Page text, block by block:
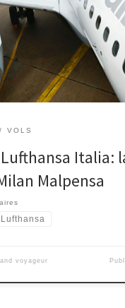
Lufthasa Italia
de 30 Octobre, 2011 (source
et Alitalia […]
VOLS
Italia:
Malpensa
Lufthansa
voyageur